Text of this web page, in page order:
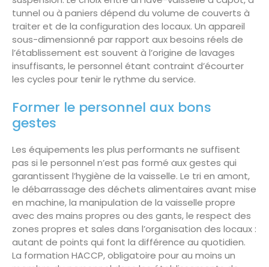
tunnel ou à paniers dépend du volume de couverts à
traiter et de la configuration des locaux. Un appareil
sous-dimensionné par rapport aux besoins réels de
l’établissement est souvent à l’origine de lavages
insuffisants, le personnel étant contraint d’écourter
les cycles pour tenir le rythme du service.
Former le personnel aux bons
gestes
Les équipements les plus performants ne suffisent
pas si le personnel n’est pas formé aux gestes qui
garantissent l’hygiène de la vaisselle. Le tri en amont,
le débarrassage des déchets alimentaires avant mise
en machine, la manipulation de la vaisselle propre
avec des mains propres ou des gants, le respect des
zones propres et sales dans l’organisation des locaux :
autant de points qui font la différence au quotidien.
La formation HACCP, obligatoire pour au moins un